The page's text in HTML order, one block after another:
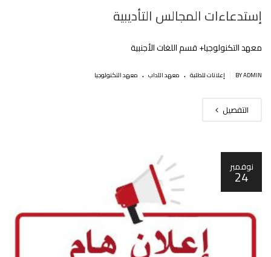
إستدعاءات المجالس التأديبية
معهد التكنولوجيا+ قسم اللغات اﻷجنبية
BY ADMIN إعلانات للطلبة . معهد الآداب . معهد التكنولوجيا
التفصيل
نوفمبر
24